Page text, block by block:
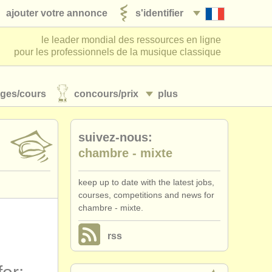
s'identifier
ajouter votre annonce
le leader mondial des ressources en ligne
pour les professionnels de la musique classique
plus
cours concours/prix
suivez-nous:
chambre - mixte
keep up to date with the latest jobs,
courses, competitions and news for
chambre - mixte.
rss